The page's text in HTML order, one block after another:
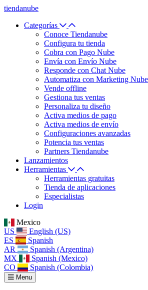
tiendanube
Categorías
Conoce Tiendanube
Configura tu tienda
Cobra con Pago Nube
Envía con Envío Nube
Responde con Chat Nube
Automatiza con Marketing Nube
Vende offline
Gestiona tus ventas
Personaliza tu diseño
Activa medios de pago
Activa medios de envío
Configuraciones avanzadas
Potencia tus ventas
Partners Tiendanube
Lanzamientos
Herramientas
Herramientas gratuitas
Tienda de aplicaciones
Especialistas
Login
Mexico
US
English (US)
ES
Spanish
AR
Spanish (Argentina)
MX
Spanish (Mexico)
CO
Spanish (Colombia)
Menu